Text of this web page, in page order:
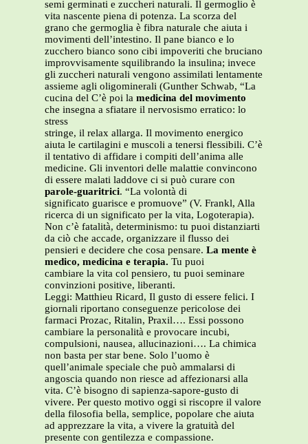
semi germinati e zuccheri naturali. Il germoglio è
vita nascente piena di potenza. La scorza del
grano che germoglia è fibra naturale che aiuta i
movimenti dell’intestino. Il pane bianco e lo
zucchero bianco sono cibi impoveriti che bruciano
improvvisamente squilibrando la insulina; invece
gli zuccheri naturali vengono assimilati lentamente
assieme agli oligominerali (Gunther Schwab, “La
cucina del C’è poi la medicina del movimento
che insegna a sfiatare il nervosismo erratico: lo
stress
stringe, il relax allarga. Il movimento energico
aiuta le cartilagini e muscoli a tenersi flessibili. C’è
il tentativo di affidare i compiti dell’anima alle
medicine. Gli inventori delle malattie convincono
di essere malati laddove ci si può curare con
parole-guaritrici. “La volontà di
significato guarisce e promuove” (V. Frankl, Alla
ricerca di un significato per la vita, Logoterapia).
Non c’è fatalità, determinismo: tu puoi distanziarti
da ciò che accade, organizzare il flusso dei
pensieri e decidere che cosa pensare. La mente è
medico, medicina e terapia. Tu puoi
cambiare la vita col pensiero, tu puoi seminare
convinzioni positive, liberanti.
Leggi: Matthieu Ricard, Il gusto di essere felici. I
giornali riportano conseguenze pericolose dei
farmaci Prozac, Ritalin, Praxil…. Essi possono
cambiare la personalità e provocare incubi,
compulsioni, nausea, allucinazioni…. La chimica
non basta per star bene. Solo l’uomo è
quell’animale speciale che può ammalarsi di
angoscia quando non riesce ad affezionarsi alla
vita. C’è bisogno di sapienza-sapore-gusto di
vivere. Per questo motivo oggi si riscopre il valore
della filosofia bella, semplice, popolare che aiuta
ad apprezzare la vita, a vivere la gratuità del
presente con gentilezza e compassione.